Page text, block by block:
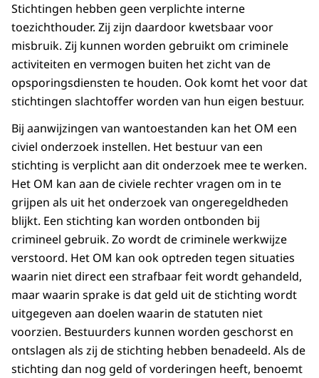
Stichtingen hebben geen verplichte interne
toezichthouder. Zij zijn daardoor kwetsbaar voor
misbruik. Zij kunnen worden gebruikt om criminele
activiteiten en vermogen buiten het zicht van de
opsporingsdiensten te houden. Ook komt het voor dat
stichtingen slachtoffer worden van hun eigen bestuur.
Bij aanwijzingen van wantoestanden kan het OM een
civiel onderzoek instellen. Het bestuur van een
stichting is verplicht aan dit onderzoek mee te werken.
Het OM kan aan de civiele rechter vragen om in te
grijpen als uit het onderzoek van ongeregeldheden
blijkt. Een stichting kan worden ontbonden bij
crimineel gebruik. Zo wordt de criminele werkwijze
verstoord. Het OM kan ook optreden tegen situaties
waarin niet direct een strafbaar feit wordt gehandeld,
maar waarin sprake is dat geld uit de stichting wordt
uitgegeven aan doelen waarin de statuten niet
voorzien. Bestuurders kunnen worden geschorst en
ontslagen als zij de stichting hebben benadeeld. Als de
stichting dan nog geld of vorderingen heeft, benoemt